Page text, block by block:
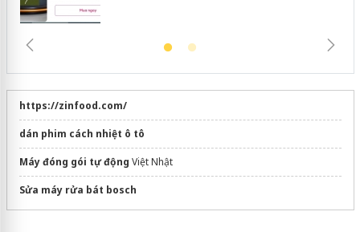
https://zinfood.com/
dán phim cách nhiệt ô tô
Máy đóng gói tự động Việt Nhật
Sửa máy rửa bát bosch